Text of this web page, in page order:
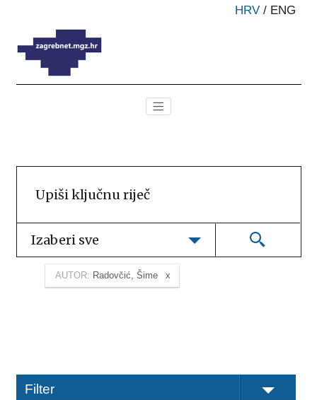
HRV / ENG
Izaberi sve
AUTOR: Radovčić, Šime
Filter